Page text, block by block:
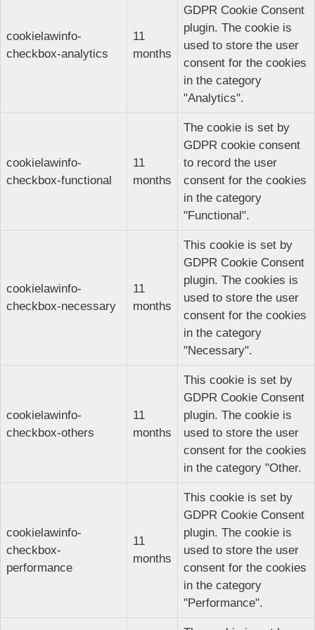
cookielawinfo-
checkbox-analytics
11
months
GDPR Cookie Consent
plugin. The cookie is
used to store the user
consent for the cookies
in the category
"Analytics".
cookielawinfo-
checkbox-functional
11
months
The cookie is set by
GDPR cookie consent
to record the user
consent for the cookies
in the category
"Functional".
cookielawinfo-
checkbox-necessary
11
months
This cookie is set by
GDPR Cookie Consent
plugin. The cookies is
used to store the user
consent for the cookies
in the category
"Necessary".
cookielawinfo-
checkbox-others
11
months
This cookie is set by
GDPR Cookie Consent
plugin. The cookie is
used to store the user
consent for the cookies
in the category "Other.
cookielawinfo-
checkbox-
performance
11
months
This cookie is set by
GDPR Cookie Consent
plugin. The cookie is
used to store the user
consent for the cookies
in the category
"Performance".